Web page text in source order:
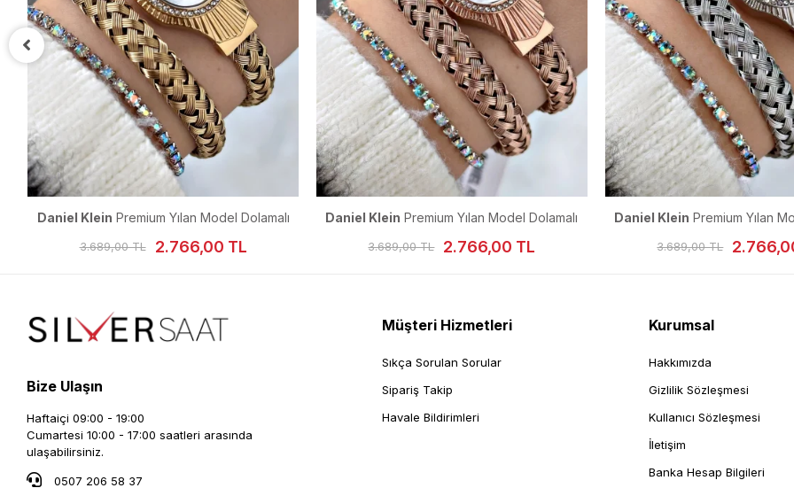
Daniel Klein Premium Yılan Model Dolamalı
Kadın Kol Saati 23 mm
3.689,00 TL 2.766,00 TL
Daniel Klein Premium Yılan Model Dolamalı
Kadın Kol Saati 23 mm
3.689,00 TL 2.766,00 TL
Daniel Klein Premium Yılan
Kadın Kol Saati 23
3.689,00 TL
Bize Ulaşın
Haftaiçi 09:00 - 19:00
Cumartesi 10:00 - 17:00 saatleri arasında
ulaşabilirsiniz.
0507 206 58 37
Müşteri Hizmetleri
Sıkça Sorulan Sorular
Sipariş Takip
Havale Bildirimleri
Kurumsal
Hakkımızda
Gizlilik Sözleşmesi
Kullanıcı Sözleşmesi
İletişim
Banka Hesap Bilgileri